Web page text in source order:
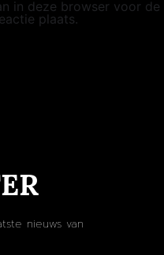
in deze browser voor de
plaats.
nieuws van